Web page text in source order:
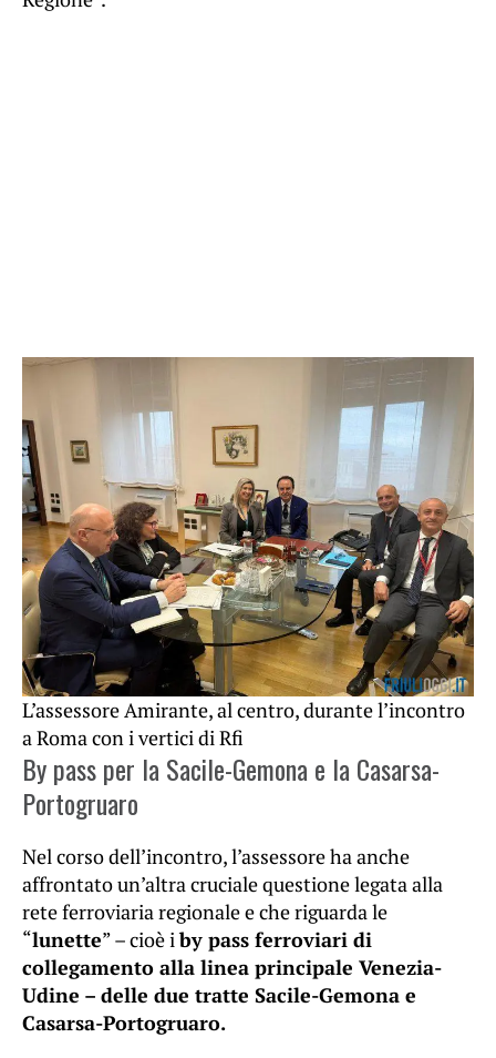
L’assessore Amirante, al centro, durante l’incontro
a Roma con i vertici di Rfi
By pass per la Sacile-Gemona e la Casarsa-
Portogruaro
Nel corso dell’incontro, l’assessore ha anche
affrontato un’altra cruciale questione legata alla
rete ferroviaria regionale e che riguarda le
“lunette” – cioè iby pass ferroviari di
collegamento alla linea principale Venezia-
Udine – delle due tratte Sacile-Gemona e
Casarsa-Portogruaro.